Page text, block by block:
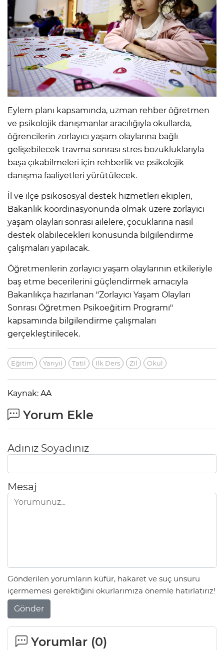
Eylem planı kapsamında, uzman rehber öğretmen
ve psikolojik danışmanlar aracılığıyla okullarda,
öğrencilerin zorlayıcı yaşam olaylarına bağlı
gelişebilecek travma sonrası stres bozukluklarıyla
başa çıkabilmeleri için rehberlik ve psikolojik
danışma faaliyetleri yürütülecek.
İl ve ilçe psikososyal destek hizmetleri ekipleri,
Bakanlık koordinasyonunda olmak üzere zorlayıcı
yaşam olayları sonrası ailelere, çocuklarına nasıl
destek olabilecekleri konusunda bilgilendirme
çalışmaları yapılacak.
Öğretmenlerin zorlayıcı yaşam olaylarının etkileriyle
baş etme becerilerini güçlendirmek amacıyla
Bakanlıkça hazırlanan "Zorlayıcı Yaşam Olayları
Sonrası Öğretmen Psikoeğitim Programı"
kapsamında bilgilendirme çalışmaları
gerçekleştirilecek.
Eğitim Yarıyıl Tatil Ilk Ders Zil Okul
Kaynak: AA
Yorum Ekle
Adınız Soyadınız
Mesaj
Gönderilen yorumların küfür, hakaret ve suç unsuru
içermemesi gerektiğini okurlarımıza önemle hatırlatırız!
Gönder
Yorumlar (0)